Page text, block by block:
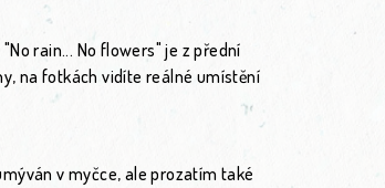
rain... No flowers" je z přední
na fotkách vidíte reálné umístění
v myčce, ale prozatím také